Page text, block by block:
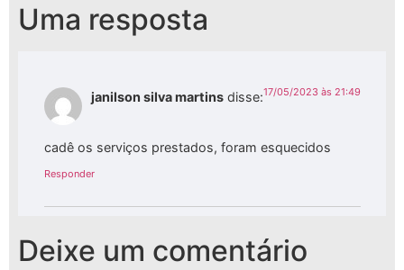
Uma resposta
janilson silva martins disse:17/05/2023 às 21:49
cadê os serviços prestados, foram esquecidos
Responder
Deixe um comentário